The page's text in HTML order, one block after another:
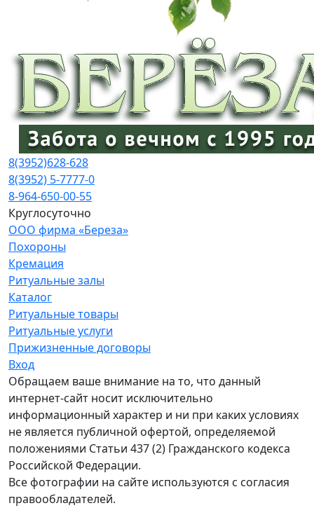
8(3952)628-628
8(3952) 5-7777-0
8-964-650-00-55
Круглосуточно
ООО фирма «Береза»
Похороны
Кремация
Ритуальные залы
Каталог
Ритуальные товары
Ритуальные услуги
Прижизненные договоры
Вход
Обращаем ваше внимание на то, что данный
интернет-сайт носит исключительно
информационный характер и ни при каких условиях
не является публичной офертой, определяемой
положениями Статьи 437 (2) Гражданского кодекса
Российской Федерации.
Все фотографии на сайте используются с согласия
правообладателей.